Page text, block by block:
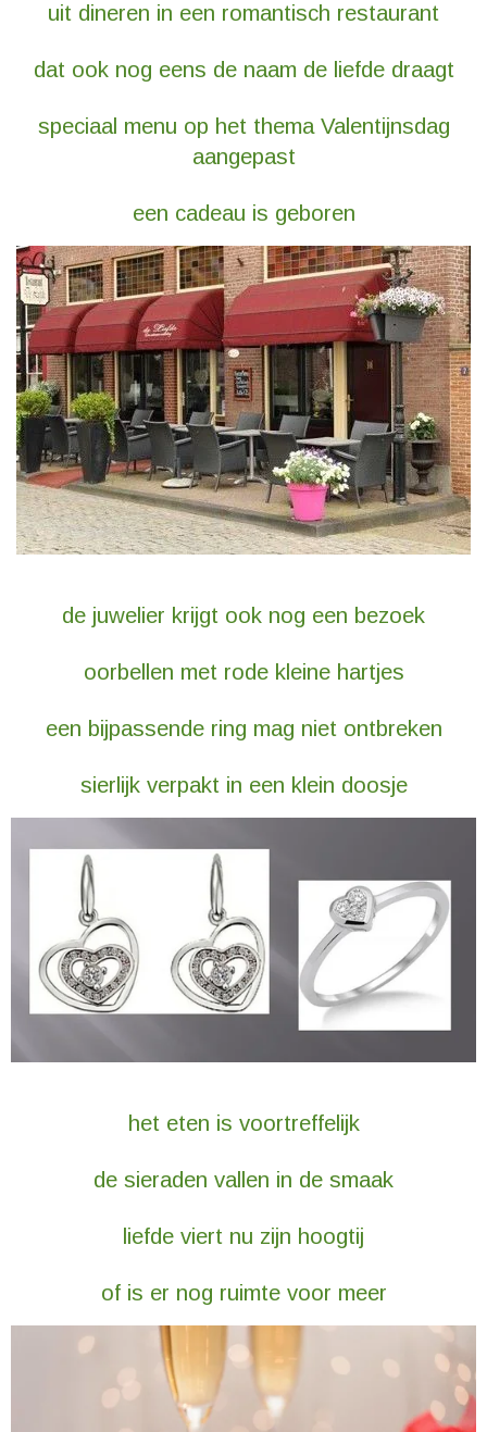
uit dineren in een romantisch restaurant
dat ook nog eens de naam de liefde draagt
speciaal menu op het thema Valentijnsdag
aangepast
een cadeau is geboren
de juwelier krijgt ook nog een bezoek
oorbellen met rode kleine hartjes
een bijpassende ring mag niet ontbreken
sierlijk verpakt in een klein doosje
het eten is voortreffelijk
de sieraden vallen in de smaak
liefde viert nu zijn hoogtij
of is er nog ruimte voor meer